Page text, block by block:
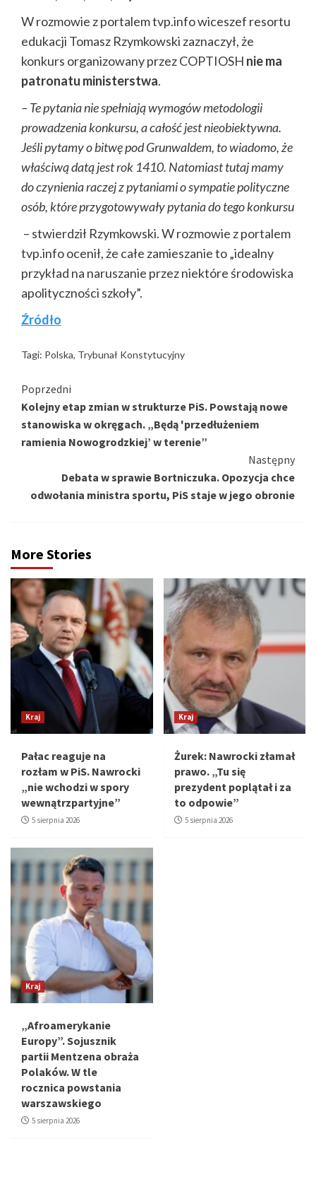
W rozmowie z portalem tvp.info wiceszef resortu
edukacji Tomasz Rzymkowski zaznaczył, że
konkurs organizowany przez COPTIOSH nie ma
patronatu ministerstwa.
– Te pytania nie spełniają wymogów metodologii
prowadzenia konkursu, a całość jest nieobiektywna.
Jeśli pytamy o bitwę pod Grunwaldem, to wiadomo, że
właściwą datą jest rok 1410. Natomiast tutaj mamy
do czynienia raczej z pytaniami o sympatie polityczne
osób, które przygotowywały pytania do tego konkursu
– stwierdził Rzymkowski. W rozmowie z portalem
tvp.info ocenił, że całe zamieszanie to „idealny
przykład na naruszanie przez niektóre środowiska
apolityczności szkoły”.
Źródło
Tagi: Polska, Trybunał Konstytucyjny
Kontynuuj
czytanie
Poprzedni
Kolejny etap zmian w strukturze PiS. Powstają nowe
stanowiska w okręgach. „Będą 'przedłużeniem
ramienia Nowogrodzkiej’ w terenie”
Następny
Debata w sprawie Bortniczuka. Opozycja chce
odwołania ministra sportu, PiS staje w jego obronie
More Stories
Kraj
Pałac reaguje na
rozłam w PiS. Nawrocki
„nie wchodzi w spory
wewnątrzpartyjne”
5 sierpnia 2026
Kraj
Żurek: Nawrocki złamał
prawo. „Tu się
prezydent poplątał i za
to odpowie”
5 sierpnia 2026
Kraj
„Afroamerykanie
Europy”. Sojusznik
partii Mentzena obraża
Polaków. W tle
rocznica powstania
warszawskiego
5 sierpnia 2026